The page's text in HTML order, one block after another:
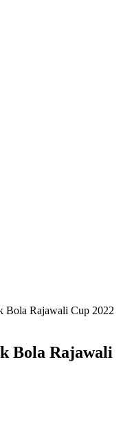
Bola Rajawali Cup 2022
Bola Rajawali